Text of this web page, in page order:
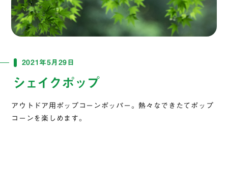
2021年5月29日
シェイクポップ
アウトドア用ポップコーンポッパー。熱々なできたてポップ
コーンを楽しめます。